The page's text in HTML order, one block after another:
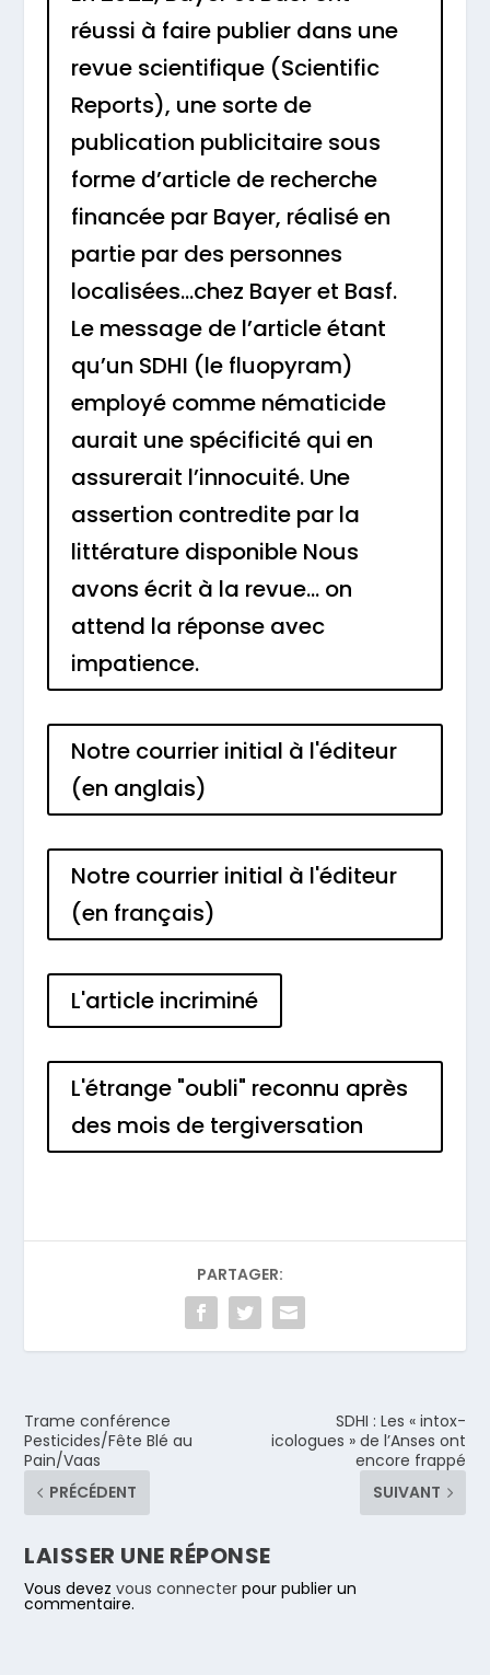
réussi à faire publier dans une
revue scientifique (Scientific
Reports), une sorte de
publication publicitaire sous
forme d’article de recherche
financée par Bayer, réalisé en
partie par des personnes
localisées…chez Bayer et Basf.
Le message de l’article étant
qu’un SDHI (le fluopyram)
employé comme nématicide
aurait une spécificité qui en
assurerait l’innocuité. Une
assertion contredite par la
littérature disponible Nous
avons écrit à la revue… on
attend la réponse avec
impatience.
Notre courrier initial à l'éditeur
(en anglais)
Notre courrier initial à l'éditeur
(en français)
L'article incriminé
L'étrange "oubli" reconnu après
des mois de tergiversation
PARTAGER:
Trame conférence
Pesticides/Fête Blé au
Pain/Vaas
PRÉCÉDENT
SDHI : Les « intox-
icologues » de l’Anses ont
encore frappé
SUIVANT
LAISSER UNE RÉPONSE
Vous devezvous connecter pour publier un
commentaire.